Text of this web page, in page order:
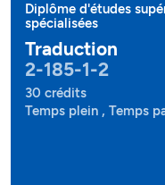
Diplôme d'études
spécialisées
Traduction
2-185-1-2
30 crédits
Temps plein , Temps